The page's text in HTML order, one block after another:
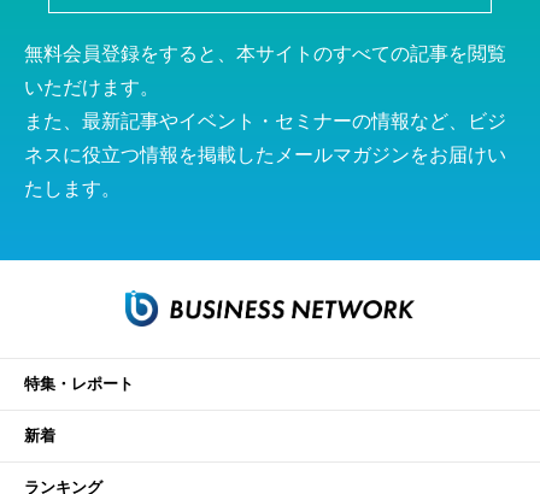
無料会員登録をすると、本サイトのすべての記事を閲覧
いただけます。
また、最新記事やイベント・セミナーの情報など、ビジ
ネスに役立つ情報を掲載したメールマガジンをお届けい
たします。
特集・レポート
新着
ランキング